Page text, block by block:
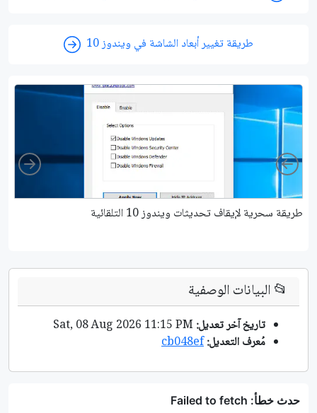
طريقة تغيير أبعاد الشاشة في ويندوز 10
طريقة سحرية لإيقاف تحديثات ويندوز 10 التلقائية
Left
📂البيانات الوصفية
تاريخ آخر تعديل:
مُعرف التعديل:cb048ef